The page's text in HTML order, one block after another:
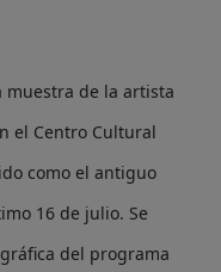
muestra de la artista
el Centro Cultural
como el antiguo
16 de julio. Se
del programa